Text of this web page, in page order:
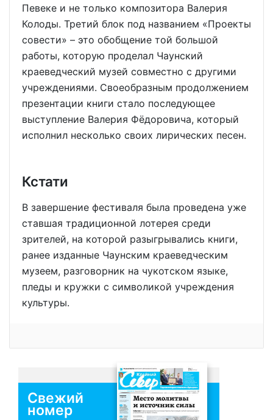
Певеке и не только композитора Валерия
Колоды. Третий блок под названием «Проекты
совести» – это обобщение той большой
работы, которую проделал Чаунский
краеведческий музей совместно с другими
учреждениями. Своеобразным продолжением
презентации книги стало последующее
выступление Валерия Фёдоровича, который
исполнил несколько своих лирических песен.
Кстати
В завершение фестиваля была проведена уже
ставшая традиционной лотерея среди
зрителей, на которой разыгрывались книги,
ранее изданные Чаунским краеведческим
музеем, разговорник на чукотском языке,
пледы и кружки с символикой учреждения
культуры.
Свежий
номер